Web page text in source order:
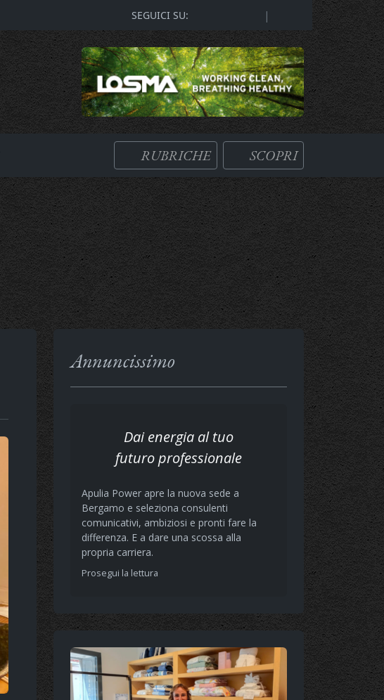
SEGUICI SU: |
RUBRICHE SCOPRI
Annuncissimo
Dai energia al tuo
futuro professionale
Apulia Power apre la nuova sede a
Bergamo e seleziona consulenti
comunicativi, ambiziosi e pronti fare la
differenza. E a dare una scossa alla
propria carriera.
Prosegui la lettura